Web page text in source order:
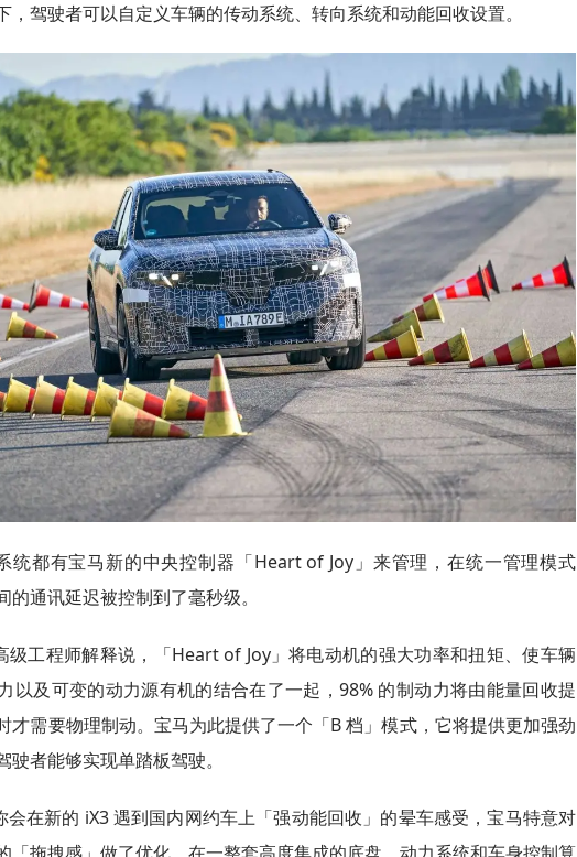
，驾驶者可以自定义车辆的传动系统、转向系统和动能回收设置。
统都有宝马新的中央控制器「Heart of Joy」来管理，在统一管理模式
的通讯延迟被控制到了毫秒级。
级工程师解释说，「Heart of Joy」将电动机的强大功率和扭矩、使车辆
以及可变的动力源有机的结合在了一起，98% 的制动力将由能量回收提
才需要物理制动。宝马为此提供了一个「B 档」模式，它将提供更加强劲
驶者能够实现单踏板驾驶。
会在新的 iX3 遇到国内网约车上「强动能回收」的晕车感受，宝马特意对